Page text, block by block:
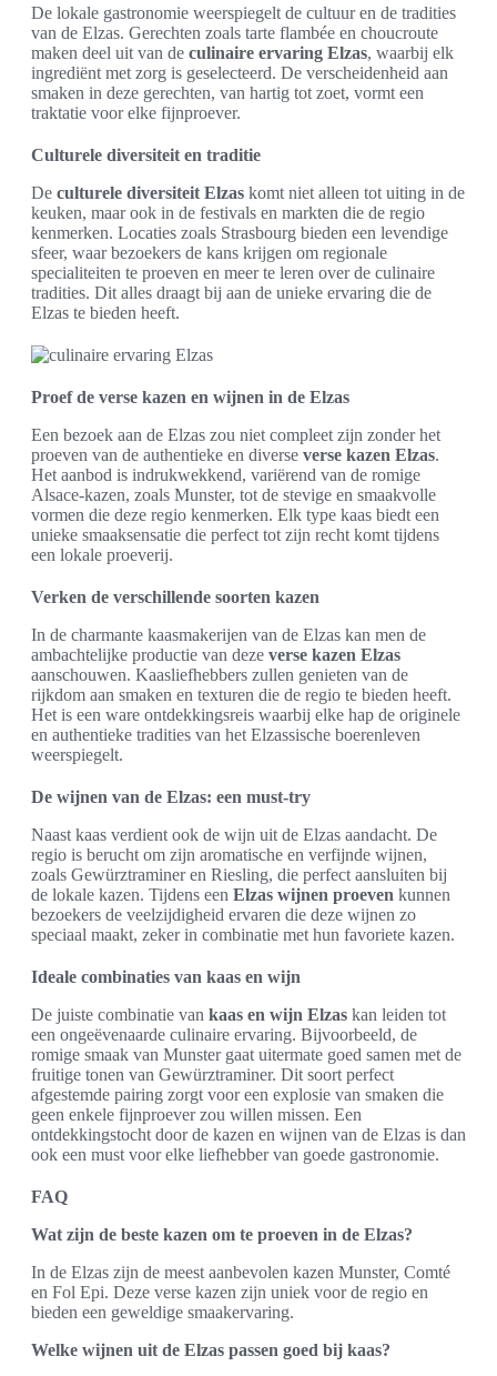
De lokale gastronomie weerspiegelt de cultuur en de tradities
van de Elzas. Gerechten zoals tarte flambée en choucroute
maken deel uit van de culinaire ervaring Elzas, waarbij elk
ingrediënt met zorg is geselecteerd. De verscheidenheid aan
smaken in deze gerechten, van hartig tot zoet, vormt een
traktatie voor elke fijnproever.
Culturele diversiteit en traditie
De culturele diversiteit Elzas komt niet alleen tot uiting in de
keuken, maar ook in de festivals en markten die de regio
kenmerken. Locaties zoals Strasbourg bieden een levendige
sfeer, waar bezoekers de kans krijgen om regionale
specialiteiten te proeven en meer te leren over de culinaire
tradities. Dit alles draagt bij aan de unieke ervaring die de
Elzas te bieden heeft.
Proef de verse kazen en wijnen in de Elzas
Een bezoek aan de Elzas zou niet compleet zijn zonder het
proeven van de authentieke en diverse verse kazen Elzas.
Het aanbod is indrukwekkend, variërend van de romige
Alsace-kazen, zoals Munster, tot de stevige en smaakvolle
vormen die deze regio kenmerken. Elk type kaas biedt een
unieke smaaksensatie die perfect tot zijn recht komt tijdens
een lokale proeverij.
Verken de verschillende soorten kazen
In de charmante kaasmakerijen van de Elzas kan men de
ambachtelijke productie van deze verse kazen Elzas
aanschouwen. Kaasliefhebbers zullen genieten van de
rijkdom aan smaken en texturen die de regio te bieden heeft.
Het is een ware ontdekkingsreis waarbij elke hap de originele
en authentieke tradities van het Elzassische boerenleven
weerspiegelt.
De wijnen van de Elzas: een must-try
Naast kaas verdient ook de wijn uit de Elzas aandacht. De
regio is berucht om zijn aromatische en verfijnde wijnen,
zoals Gewürztraminer en Riesling, die perfect aansluiten bij
de lokale kazen. Tijdens een Elzas wijnen proeven kunnen
bezoekers de veelzijdigheid ervaren die deze wijnen zo
speciaal maakt, zeker in combinatie met hun favoriete kazen.
Ideale combinaties van kaas en wijn
De juiste combinatie van kaas en wijn Elzas kan leiden tot
een ongeëvenaarde culinaire ervaring. Bijvoorbeeld, de
romige smaak van Munster gaat uitermate goed samen met de
fruitige tonen van Gewürztraminer. Dit soort perfect
afgestemde pairing zorgt voor een explosie van smaken die
geen enkele fijnproever zou willen missen. Een
ontdekkingstocht door de kazen en wijnen van de Elzas is dan
ook een must voor elke liefhebber van goede gastronomie.
FAQ
Wat zijn de beste kazen om te proeven in de Elzas?
In de Elzas zijn de meest aanbevolen kazen Munster, Comté
en Fol Epi. Deze verse kazen zijn uniek voor de regio en
bieden een geweldige smaakervaring.
Welke wijnen uit de Elzas passen goed bij kaas?